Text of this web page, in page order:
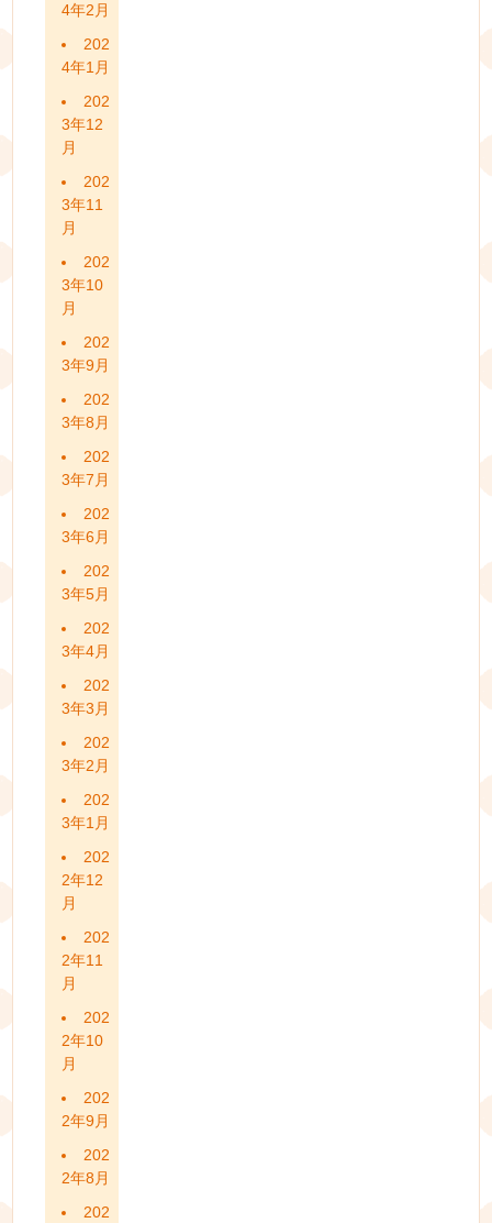
4年2月
202
4年1月
202
3年12
月
202
3年11
月
202
3年10
月
202
3年9月
202
3年8月
202
3年7月
202
3年6月
202
3年5月
202
3年4月
202
3年3月
202
3年2月
202
3年1月
202
2年12
月
202
2年11
月
202
2年10
月
202
2年9月
202
2年8月
202